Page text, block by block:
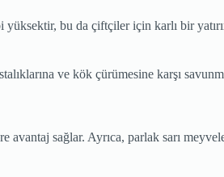
bu da çiftçiler için karlı bir
ve kök çürümesine karşı
sağlar. Ayrıca, parlak sarı